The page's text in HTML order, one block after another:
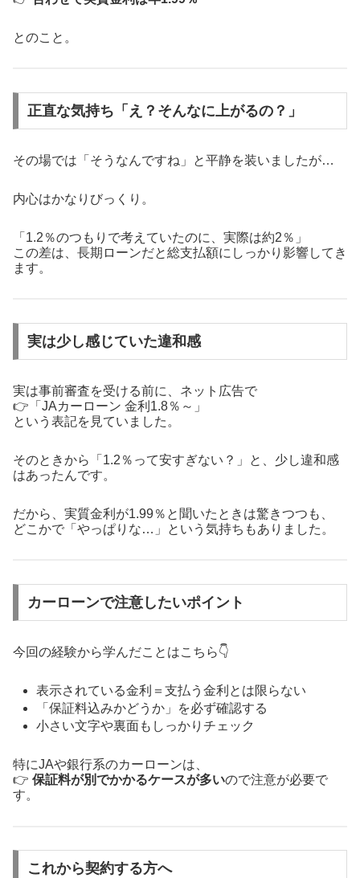
とのこと。
正直な気持ち「え？そんなに上がるの？」
その場では「そうなんですね」と平静を装いましたが…
内心はかなりびっくり。
「1.2％のつもりで考えていたのに、実際は約2％」
この差は、長期ローンだと総支払額にしっかり影響してき
ます。
実は少し感じていた違和感
実は事前審査を受ける前に、ネット広告で
👉「JAカーローン 金利1.8％～」
という表記を見ていました。
そのときから「1.2％って安すぎない？」と、少し違和感
はあったんです。
だから、実質金利が1.99％と聞いたときは驚きつつも、
どこかで「やっぱりな…」という気持ちもありました。
カーローンで注意したいポイント
今回の経験から学んだことはこちら👇
表示されている金利＝支払う金利とは限らない
「保証料込みかどうか」を必ず確認する
小さい文字や裏面もしっかりチェック
特にJAや銀行系のカーローンは、
👉 保証料が別でかかるケースが多いので注意が必要で
す。
これから契約する方へ